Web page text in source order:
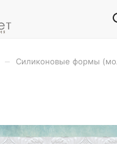
Силиконовые формы